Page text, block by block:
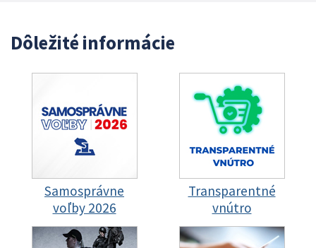
Dôležité informácie
Samosprávne
voľby 2026
Transparentné
vnútro